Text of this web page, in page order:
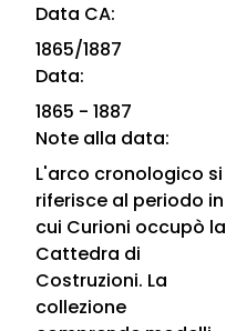
Data CA:
1865/1887
Data:
1865 - 1887
Note alla data:
L'arco cronologico si
riferisce al periodo in
cui Curioni occupò la
Cattedra di
Costruzioni. La
collezione